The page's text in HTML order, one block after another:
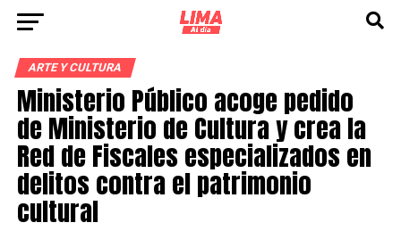
ARTE Y CULTURA
Ministerio Público acoge pedido
de Ministerio de Cultura y crea la
Red de Fiscales especializados en
delitos contra el patrimonio
cultural